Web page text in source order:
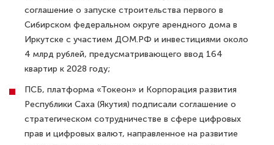
соглашение о запуске строительства первого в
Сибирском федеральном округе арендного дома в
Иркутске с участием ДОМ.РФ и инвестициями около
4 млрд рублей, предусматривающего ввод 164
квартир к 2028 году;
ПСБ, платформа «Токеон» и Корпорация развития
Республики Саха (Якутия) подписали соглашение о
стратегическом сотрудничестве в сфере цифровых
прав и цифровых валют, направленное на развитие